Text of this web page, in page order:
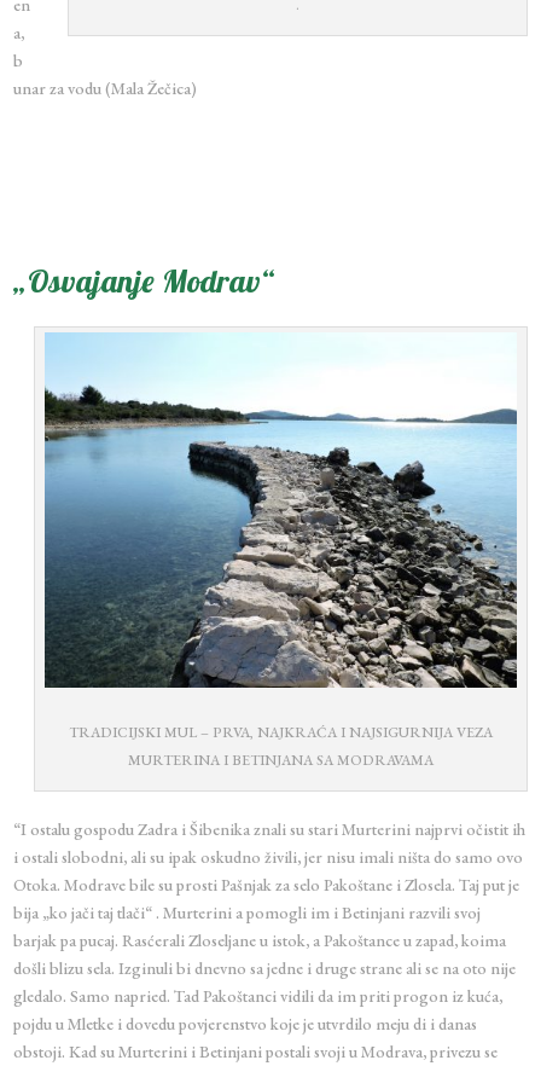
.
en
a,
b
unar za vodu (Mala Žečica)
„Osvajanje Modrav“
TRADICIJSKI MUL – PRVA, NAJKRAĆA I NAJSIGURNIJA VEZA
MURTERINA I BETINJANA SA MODRAVAMA
“I ostalu gospodu Zadra i Šibenika znali su stari Murterini najprvi očistit ih
i ostali slobodni, ali su ipak oskudno živili, jer nisu imali ništa do samo ovo
Otoka. Modrave bile su prosti Pašnjak za selo Pakoštane i Zlosela. Taj put je
bija „ko jači taj tlači“ . Murterini a pomogli im i Betinjani razvili svoj
barjak pa pucaj. Rasćerali Zloseljane u istok, a Pakoštance u zapad, koima
došli blizu sela. Izginuli bi dnevno sa jedne i druge strane ali se na oto nije
gledalo. Samo napried. Tad Pakoštanci vidili da im priti progon iz kuća,
pojdu u Mletke i dovedu povjerenstvo koje je utvrdilo meju di i danas
obstoji. Kad su Murterini i Betinjani postali svoji u Modrava, privezu se